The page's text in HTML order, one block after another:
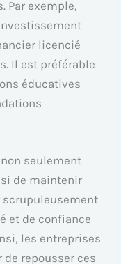
Par exemple,
licencié
Il est préférable
éducatives
seulement
de maintenir
scrupuleusement
et de confiance
les entreprises
repousser ces